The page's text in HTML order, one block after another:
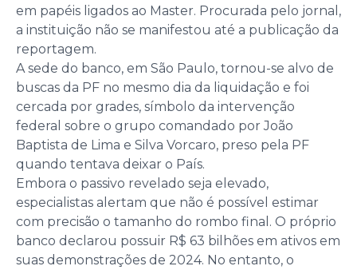
em papéis ligados ao Master. Procurada pelo jornal,
a instituição não se manifestou até a publicação da
reportagem.
A sede do banco, em São Paulo, tornou-se alvo de
buscas da PF no mesmo dia da liquidação e foi
cercada por grades, símbolo da intervenção
federal sobre o grupo comandado por João
Baptista de Lima e Silva Vorcaro, preso pela PF
quando tentava deixar o País.
Embora o passivo revelado seja elevado,
especialistas alertam que não é possível estimar
com precisão o tamanho do rombo final. O próprio
banco declarou possuir R$ 63 bilhões em ativos em
suas demonstrações de 2024. No entanto, o